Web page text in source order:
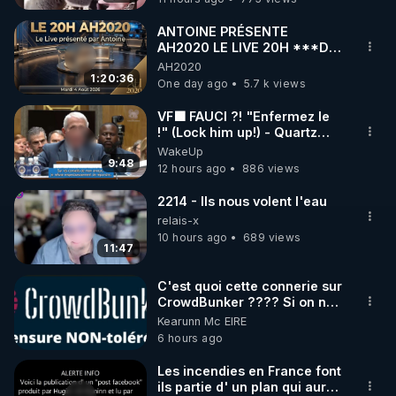
https://vk.com/bestofcomputer
https://odysee.com/@Bestofcomputer:1
https://twitter.com/bestofcomputer
https://www.facebook.com/bestofcomputer
https://rumble.com/bestofcomputer
https://t.me/bestofcomputerlive
1:20:36
ANTOINE PRÉSENTE
AH2020 LE LIVE 20H ***DU
04/08/2026*** 📷LE
GRAND RÉVEIL EST EN
MARCHE 📷
AH2020
One day ago
5.7 k views
9:48
VF🟩 FAUCI ?! "Enfermez le
!" (Lock him up!) - Quartz
Traduction
WakeUp
12 hours ago
886 views
11:47
2214 - Ils nous volent l'eau
relais-x
10 hours ago
689 views
C'est quoi cette connerie sur
CrowdBunker ???? Si on ne
peut plus publier, c'est un
peu de la censure. Ne payez
pas les boucliers pour voir
mes vidéos, c'est une
arnaque parce que ma
Kearunn Mc EIRE
6 hours ago
Les incendies en France font
ils partie d' un plan qui aurait